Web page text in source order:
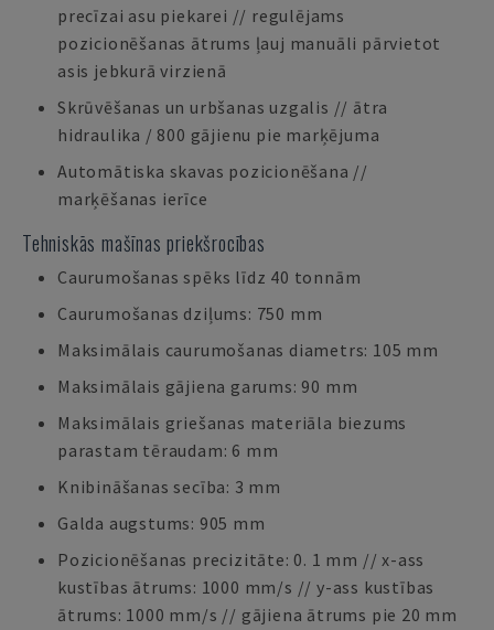
precīzai asu piekarei // regulējams
pozicionēšanas ātrums ļauj manuāli pārvietot
asis jebkurā virzienā
Skrūvēšanas un urbšanas uzgalis // ātra
hidraulika / 800 gājienu pie marķējuma
Automātiska skavas pozicionēšana //
marķēšanas ierīce
Tehniskās mašīnas priekšrocības
Caurumošanas spēks līdz 40 tonnām
Caurumošanas dziļums: 750 mm
Maksimālais caurumošanas diametrs: 105 mm
Maksimālais gājiena garums: 90 mm
Maksimālais griešanas materiāla biezums
parastam tēraudam: 6 mm
Knibināšanas secība: 3 mm
Galda augstums: 905 mm
Pozicionēšanas precizitāte: 0. 1 mm // x-ass
kustības ātrums: 1000 mm/s // y-ass kustības
ātrums: 1000 mm/s // gājiena ātrums pie 20 mm